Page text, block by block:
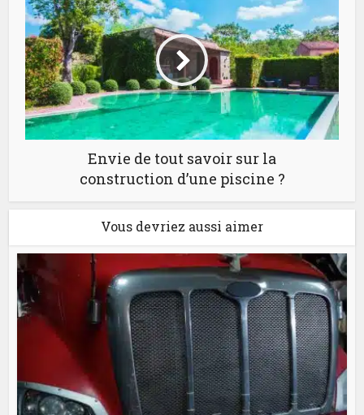
Envie de tout savoir sur la
construction d’une piscine ?
Vous devriez aussi aimer